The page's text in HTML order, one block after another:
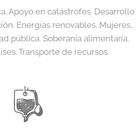
Apoyo en catástrofes. Desarrollo
Energías renovables. Mujeres..
pública. Soberanía alimentaria.
Transporte de recursos.